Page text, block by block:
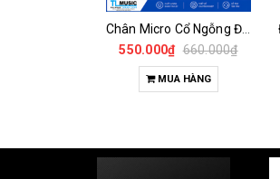
Chân Micro Cổ Ngỗng Đế Tròn Newnabie (BOYONG) NB-213 – Điều Chỉnh Cao 960-1780mm
550.000₫ 660.000₫
MUA HÀNG